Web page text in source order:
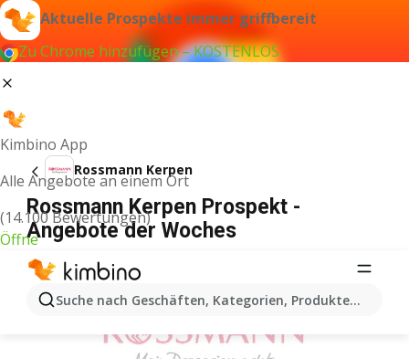
Aktuelle Prospekte immer griffbereit
Zu Chrome hinzufügen – KOSTENLOS
Kimbino App
Alle Angebote an einem Ort
(14.100 Bewertungen)
Öffne
Suche nach Geschäften, Kategorien, Produkten...
Rossmann Kerpen
Rossmann Kerpen Prospekt -
Angebote der Woches